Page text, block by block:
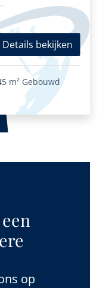
Marbella
Details bekijken
m² Gebouwd
op